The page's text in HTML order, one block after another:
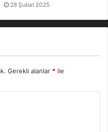
28 Şubat 2025
Gerekli alanlar * ile